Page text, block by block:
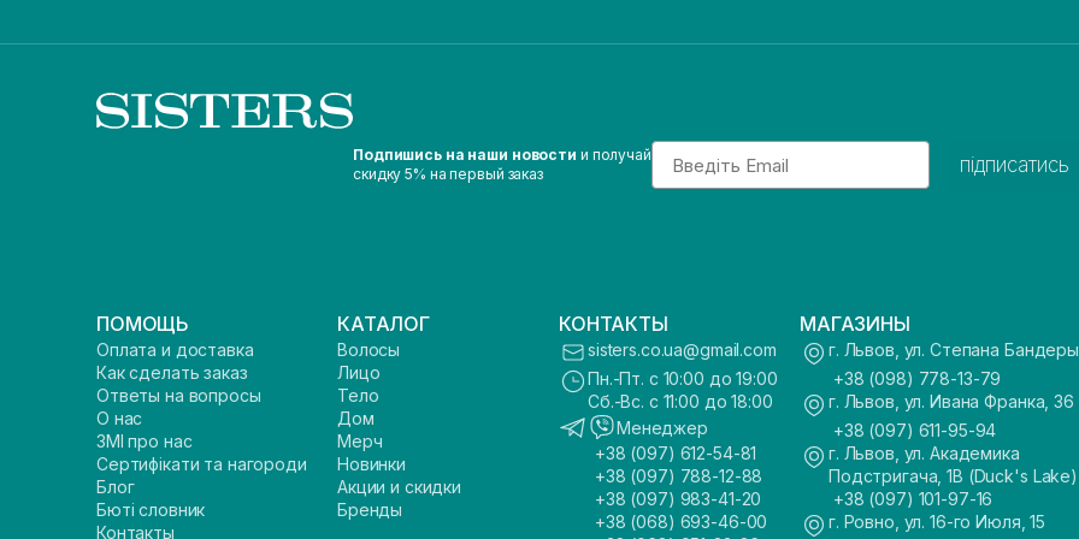
Подпишись на наши новости и получай
скидку 5% на первый заказ
Email
підписатись
ПОМОЩЬ
Оплата и доставка
Как сделать заказ
Ответы на вопросы
О нас
ЗМІ про нас
Сертифікати та нагороди
Блог
Бюті словник
Контакты
КАТАЛОГ
Волосы
Лицо
Тело
Дом
Мерч
Новинки
Акции и скидки
Бренды
КОНТАКТЫ
sisters.co.ua@gmail.com
Пн.-Пт. с 10:00 до 19:00
Сб.-Вс. с 11:00 до 18:00
Менеджер
+38 (097) 612-54-81
+38 (097) 788-12-88
+38 (097) 983-41-20
+38 (068) 693-46-00
МАГАЗИНЫ
г. Львов, ул. Степана
+38 (098) 778-13-79
г. Львов, ул. Ивана Франка, 36
+38 (097) 611-95-94
г. Львов, ул. Академика
Подстригача, 1В (Duck's Lake)
+38 (097) 101-97-16
г. Ровно, ул. 16-го Июля, 15